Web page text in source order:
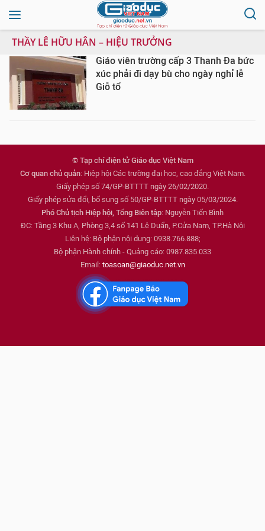
THẦY LÊ HỮU HÂN – HIỆU TRƯỞNG
Giáo viên trường cấp 3 Thanh Đa bức
xúc phải đi dạy bù cho ngày nghỉ lễ
Giỗ tổ
© Tạp chí điện tử Giáo dục Việt Nam
Cơ quan chủ quản: Hiệp hội Các trường đại học, cao đẳng Việt Nam.
Giấy phép số 74/GP-BTTTT ngày 26/02/2020.
Giấy phép sửa đổi, bổ sung số 50/GP-BTTTT ngày 05/03/2024.
Phó Chủ tịch Hiệp hội, Tổng Biên tập: Nguyễn Tiến Bình
ĐC: Tầng 3 Khu A, Phòng 3,4 số 141 Lê Duẩn, P.Cửa Nam, TP.Hà Nội
Liên hệ: Bộ phận nội dung: 0938.766.888;
Bộ phận Hành chính - Quảng cáo: 0987.835.033
Email: toasoan@giaoduc.net.vn